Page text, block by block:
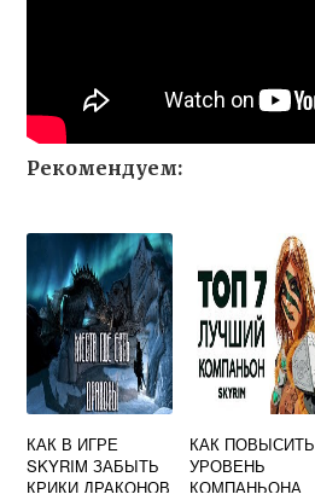
Рекомендуем:
КАК В ИГРЕ
SKYRIM ЗАБЫТЬ
КРИКИ ДРАКОНОВ
КАК ПОВЫСИТЬ
УРОВЕНЬ
КОМПАНЬОНА